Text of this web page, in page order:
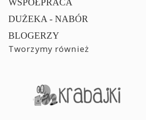
WSPÓŁPRACA
DUŻEKA - NABÓR
BLOGERZY
Tworzymy również